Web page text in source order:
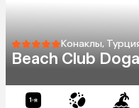
Конаклы,
Beach Club